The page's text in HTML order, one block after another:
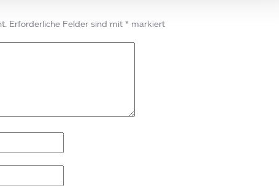
Erforderliche Felder sind mit * markiert